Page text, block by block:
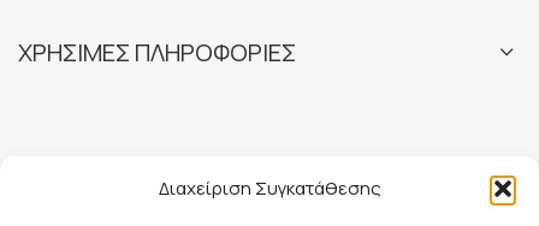
Διαχείριση Συγκατάθεσης
ΧΡΗΣΙΜΕΣ ΠΛΗΡΟΦΟΡΙΕΣ